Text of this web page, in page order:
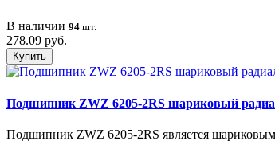
В наличии 94 шт.
278.09 руб.
Купить
Подшипник ZWZ 6205-2RS шариковый
Подшипник ZWZ 6205-2RS является